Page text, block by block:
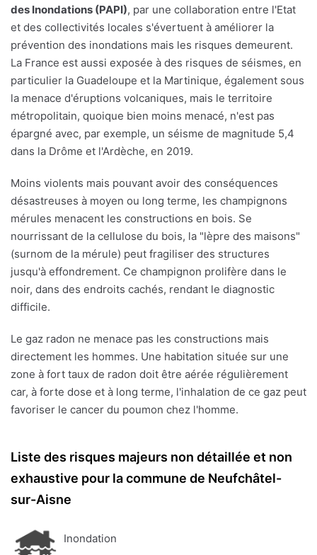
des Inondations (PAPI), par une collaboration entre l'Etat
et des collectivités locales s'évertuent à améliorer la
prévention des inondations mais les risques demeurent.
La France est aussi exposée à des risques de séismes, en
particulier la Guadeloupe et la Martinique, également sous
la menace d'éruptions volcaniques, mais le territoire
métropolitain, quoique bien moins menacé, n'est pas
épargné avec, par exemple, un séisme de magnitude 5,4
dans la Drôme et l'Ardèche, en 2019.
Moins violents mais pouvant avoir des conséquences
désastreuses à moyen ou long terme, les champignons
mérules menacent les constructions en bois. Se
nourrissant de la cellulose du bois, la "lèpre des maisons"
(surnom de la mérule) peut fragiliser des structures
jusqu'à effondrement. Ce champignon prolifère dans le
noir, dans des endroits cachés, rendant le diagnostic
difficile.
Le gaz radon ne menace pas les constructions mais
directement les hommes. Une habitation située sur une
zone à fort taux de radon doit être aérée régulièrement
car, à forte dose et à long terme, l'inhalation de ce gaz peut
favoriser le cancer du poumon chez l'homme.
Liste des risques majeurs non détaillée et non
exhaustive pour la commune de Neufchâtel-
sur-Aisne
Inondation